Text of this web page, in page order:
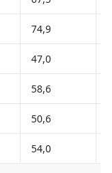
74,9
47,0
58,6
50,6
54,0